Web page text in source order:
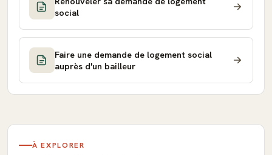
social
Faire une demande de logement social
auprès d'un bailleur
À EXPLORER